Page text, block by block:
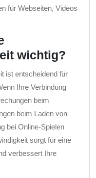
für Webseiten, Videos
wichtig?
ist entscheidend für
Ihre Verbindung
beim
beim Laden von
bei Online-Spielen
sorgt für eine
verbessert Ihre